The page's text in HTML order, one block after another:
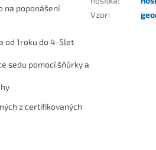
na poponášení
od 1roku do 4-5let
sedu pomocí šňůrky a
z certifikovaných
Vzor: